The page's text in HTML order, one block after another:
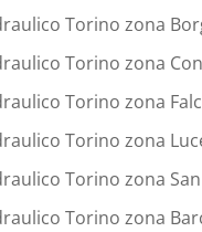
Torino zona
Torino zona
Torino zona
Torino zona
Torino zona
Torino zona